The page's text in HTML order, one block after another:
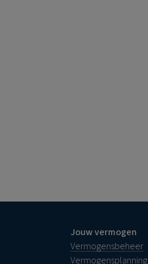
Jouw vermogen
Vermogensbeheer
Vermogensplanning